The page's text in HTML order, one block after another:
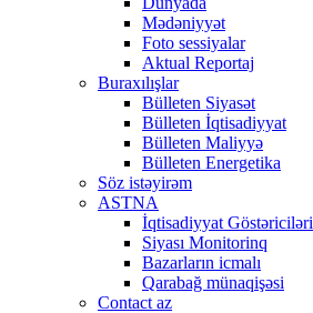
Mədəniyyət
Foto sessiyalar
Aktual Reportaj
Buraxılışlar
Bülleten Siyasət
Bülleten İqtisadiyyat
Bülleten Maliyyə
Bülleten Energetika
Söz istəyirəm
ASTNA
İqtisadiyyat Göstəriciləri
Siyası Monitorinq
Bazarların icmalı
Qarabağ münaqişəsi
Contact az